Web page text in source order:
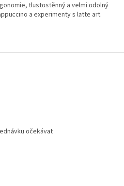
tlustostěnný a velmi odolný
a experimenty s latte art.
očekávat